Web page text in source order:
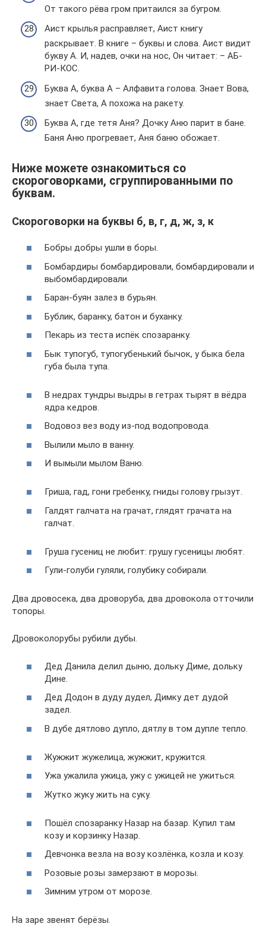
От такого рёва гром притаился за бугром.
Аист крылья расправляет, Аист книгу
раскрывает. В книге – буквы и слова. Аист видит
букву А. И, надев, очки на нос, Он читает: – АБ-
РИ-КОС.
Буква А, буква А – Алфавита голова. Знает Вова,
знает Света, А похожа на ракету.
Буква А, где тетя Аня? Дочку Аню парит в бане.
Баня Аню прогревает, Аня баню обожает.
Ниже можете ознакомиться со
скороговорками, сгруппированными по
буквам.
Скороговорки на буквы б, в, г, д, ж, з, к
Бобры добры ушли в боры.
Бомбардиры бомбардировали, бомбардировали и
выбомбардировали.
Баран-буян залез в бурьян.
Бублик, баранку, батон и буханку.
Пекарь из теста испёк спозаранку.
Бык тупогуб, тупогубенький бычок, у быка бела
губа была тупа.
В недрах тундры выдры в гетрах тырят в вёдра
ядра кедров.
Водовоз вез воду из-под водопровода.
Вылили мыло в ванну.
И вымыли мылом Ваню.
Гриша, гад, гони гребенку, гниды голову грызут.
Галдят галчата на грачат, глядят грачата на
галчат.
Груша гусениц не любит: грушу гусеницы любят.
Гули-голуби гуляли, голубику собирали.
Два дровосека, два дроворуба, два дровокола отточили
топоры.
Дровоколорубы рубили дубы.
Дед Данила делил дыню, дольку Диме, дольку
Дине.
Дед Додон в дуду дудел, Димку дет дудой
задел.
В дубе дятлово дупло, дятлу в том дупле тепло.
Жужжит жужелица, жужжит, кружится.
Ужа ужалила ужица, ужу с ужицей не ужиться.
Жутко жуку жить на суку.
Пошёл спозаранку Назар на базар. Купил там
козу и корзинку Назар.
Девчонка везла на возу козлёнка, козла и козу.
Розовые розы замерзают в морозы.
Зимним утром от морозе.
На заре звенят берёзы.